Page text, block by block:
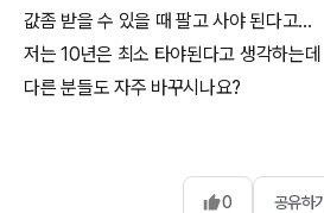
값좀 받을 수 있을 때 팔고 사야 된다고...
저는 10년은 최소 타야된다고 생각하는데
다른 분들도 자주 바꾸시나요?
0 공유하기